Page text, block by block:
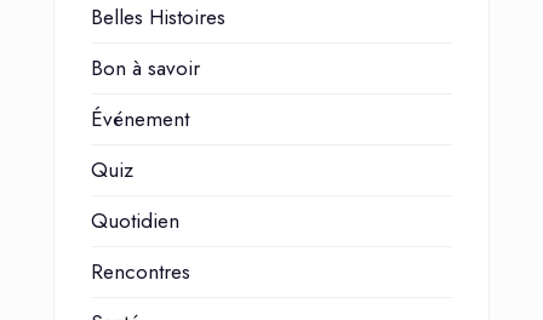
Belles Histoires
Bon à savoir
Événement
Quiz
Quotidien
Rencontres